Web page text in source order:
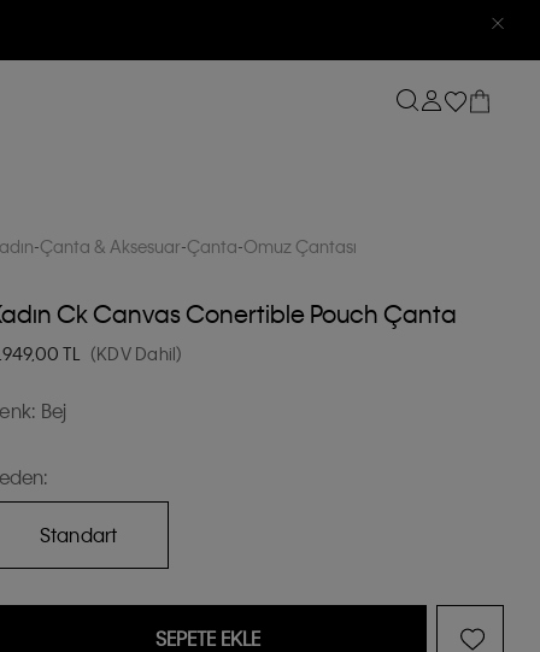
Çanta & Aksesuar Çanta Omuz Çantası
Ck Canvas Conertible Pouch Çanta
TL (KDV Dahil)
Bej
Standart
SEPETE EKLE